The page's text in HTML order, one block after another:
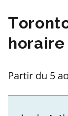
horaire
Partir du 5